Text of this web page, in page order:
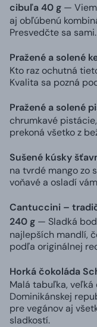
cibuľa 40 g —
aj obľúbenú
Presvedčte sa sami.
Pražené a solené
Kto raz ochutná
Kvalita sa pozná
Pražené a solené
chrumkavé
prekoná všetko z
Sušené kúsky
na tvrdé mango zo
voňavé a osladí
Cantuccini –
240 g — Sladká
najlepších mandlí,
podľa originálnej
Horká čokoláda
Malá tabuľka, veľká
Dominikánskej
pre vegánov aj
sladkostí.